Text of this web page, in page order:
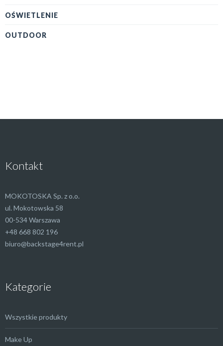
OŚWIETLENIE
OUTDOOR
Kontakt
MOKOTOSKA Sp. z o.o.
ul. Mokotowska 58
00-534 Warszawa
+48 668 802 196
biuro@backstage4rent.pl
Kategorie
Wszystkie produkty
Make Up